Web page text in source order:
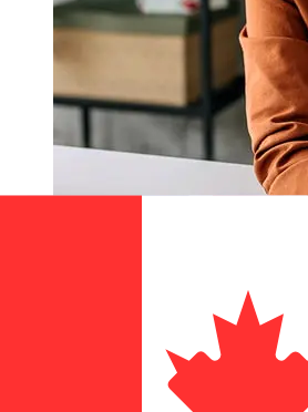
¿Qué tan rápido es un
GBP para CAD